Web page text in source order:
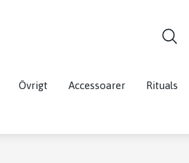
Övrigt Accessoarer Rituals